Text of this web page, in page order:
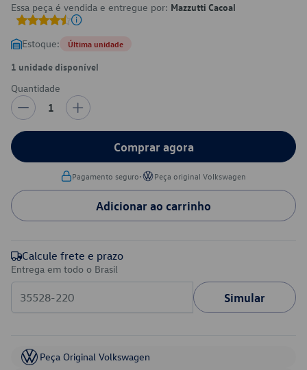
Essa peça é vendida e entregue por: Mazzutti Cacoal
Estoque: Última unidade
1 unidade disponível
Quantidade
1
Comprar agora
Pagamento seguro• Peça original Volkswagen
Adicionar ao carrinho
Calcule frete e prazo
Entrega em todo o Brasil
Simular
Peça Original Volkswagen